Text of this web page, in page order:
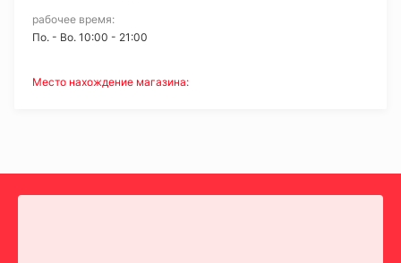
рабочее время:
Пo. - Bo. 10:00 - 21:00
Место нахождение магазина: